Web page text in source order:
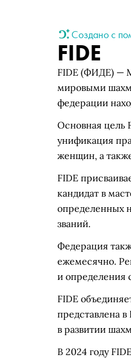
Создано с
FIDE
FIDE (ФИДЕ) —
мировыми
федерации
Основная цель
унификация
женщин, а
FIDE
кандидат в
определенных
званий.
Федерация
ежемесячно.
и определения
FIDE
представлена
в развитии
В 2024 году